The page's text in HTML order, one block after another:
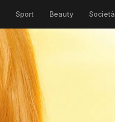
Sport Beauty Società